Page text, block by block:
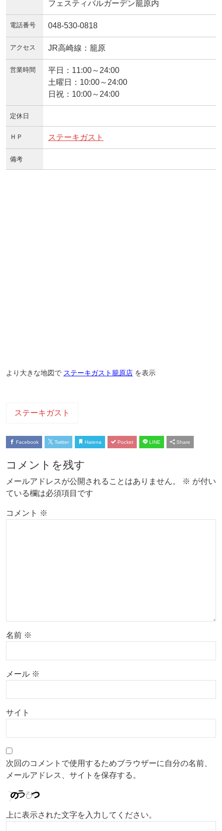
フェスティバルガーデン籠原内
電話番号 048-530-0818
アクセス JR高崎線：籠原
営業時間
平日：11:00～24:00
土曜日：10:00～24:00
日祝：10:00～24:00
定休日
ＨＰ ステーキガスト
備考
より大きな地図で ステーキガスト籠原店 を表示
ステーキガスト
Facebook Twitter Hatena Pocket LINE Share
コメントを残す
メールアドレスが公開されることはありません。 ※ が付い
ている欄は必須項目です
コメント ※
名前 ※
メール ※
サイト
次回のコメントで使用するためブラウザーに自分の名前、
メールアドレス、サイトを保存する。
上に表示された文字を入力してください。